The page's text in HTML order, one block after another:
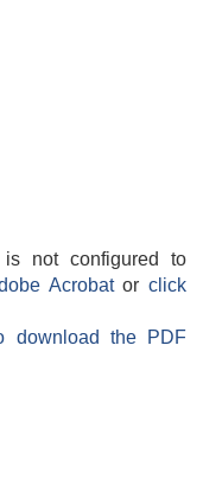
is not configured to
Acrobatorclick
download the PDF